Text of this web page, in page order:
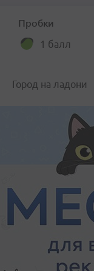
Пробки
1 балл
Город на ладони